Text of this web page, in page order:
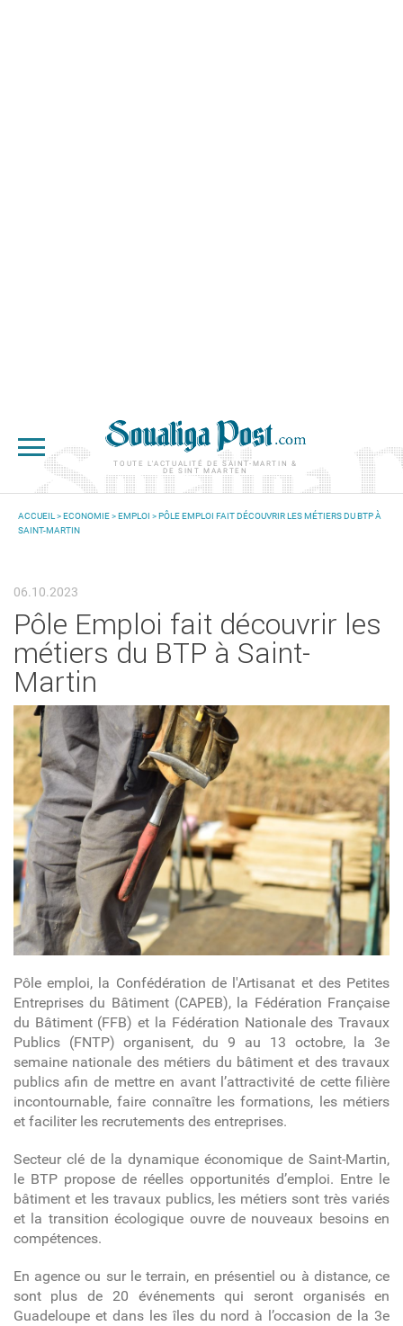
TOUTE L'ACTUALITÉ DE SAINT-MARTIN &
DE SINT MAARTEN
VOUS ÊTES ICI
ACCUEIL >ECONOMIE>EMPLOI > PÔLE EMPLOI FAIT DÉCOUVRIR LES MÉTIERS DU BTP À
SAINT-MARTIN
06.10.2023
Pôle Emploi fait découvrir les
métiers du BTP à Saint-
Martin
Pôle emploi, la Confédération de l'Artisanat et des Petites
Entreprises du Bâtiment (CAPEB), la Fédération Française
du Bâtiment (FFB) et la Fédération Nationale des Travaux
Publics (FNTP) organisent, du 9 au 13 octobre, la 3e
semaine nationale des métiers du bâtiment et des travaux
publics afin de mettre en avant l’attractivité de cette filière
incontournable, faire connaître les formations, les métiers
et faciliter les recrutements des entreprises.
Secteur clé de la dynamique économique de Saint-Martin,
le BTP propose de réelles opportunités d’emploi. Entre le
bâtiment et les travaux publics, les métiers sont très variés
et la transition écologique ouvre de nouveaux besoins en
compétences.
En agence ou sur le terrain, en présentiel ou à distance, ce
sont plus de 20 événements qui seront organisés en
Guadeloupe et dans les îles du nord à l’occasion de la 3e